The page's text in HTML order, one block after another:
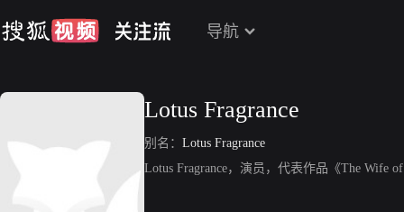
导航
Lotus Fragrance
别名： Lotus Fragrance
Lotus Fragrance，演员，代表作品《The Wife